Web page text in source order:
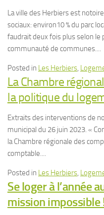
La ville des Herbiers est
sociaux: environ10 % du parc
faudrait deux fois plus selon le
communauté de communes....
Posted in Les Herbiers,
La Chambre
la politique du
Extraits des interventions de
municipal du 26 juin 2023. «
la Chambre régionale des
comptable....
Posted in Les Herbiers,
Se loger à l’année
mission impossible